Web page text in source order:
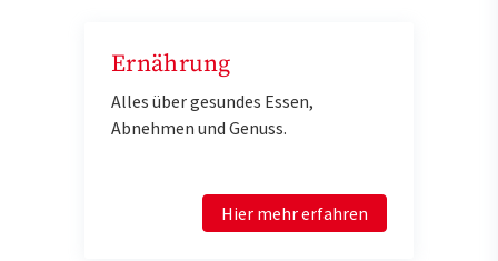
Ernährung
Alles über gesundes Essen,
Abnehmen und Genuss.
Hier mehr erfahren